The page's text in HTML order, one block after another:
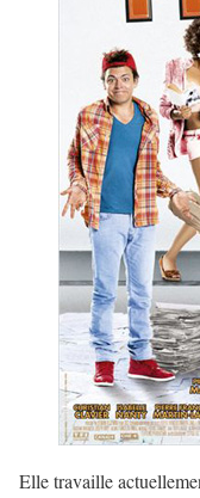
Elle travaille